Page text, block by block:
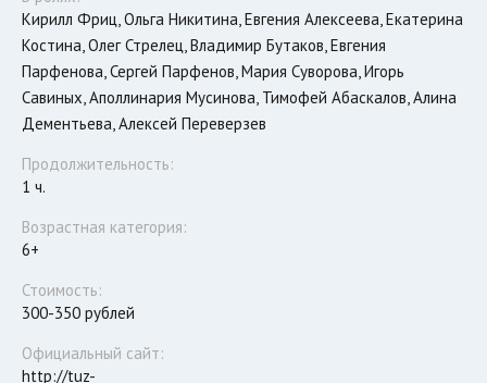
Кирилл Фриц, Ольга Никитина, Евгения Алексеева, Екатерина
Костина, Олег Стрелец, Владимир Бутаков, Евгения
Парфенова, Сергей Парфенов, Мария Суворова, Игорь
Савиных, Аполлинария Мусинова, Тимофей Абаскалов, Алина
Дементьева, Алексей Переверзев
Продолжительность:
1 ч.
Возрастная категория:
6+
Стоимость:
300-350 рублей
Официальный сайт:
http://tuz-